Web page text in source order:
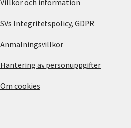
Villkor och information
SVs Integritetspolicy, GDPR
Anmälningsvillkor
Hantering av personuppgifter
Om cookies